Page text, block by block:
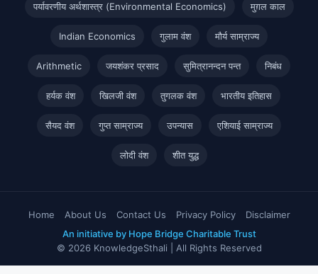
पर्यावरणीय अर्थशास्त्र (Environmental Economics) मुग़ल काल
Indian Economics गुलाम वंश मौर्य साम्राज्य
Arithmetic जयशंकर प्रसाद सुमित्रानन्दन पन्त निबंध
हर्यक वंश खिलजी वंश तुगलक वंश भारतीय इतिहास
सैयद वंश गुप्त साम्राज्य उपन्यास एशियाई साम्राज्य
लोदी वंश शीत युद्ध
Home About Us Contact Us Privacy Policy
Disclaimer
An initiative by Hope Bridge Charitable Trust
© 2026 KnowledgeSthali | All Rights Reserved